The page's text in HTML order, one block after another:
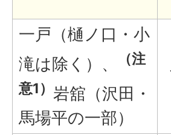
一戸（樋ノ口・小
滝は除く）、
（注
意1） 岩舘（沢田・
馬場平の一部）